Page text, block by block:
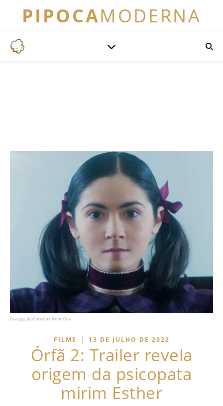
PIPOCAMODERNA
Divulgação/Entertainment One
FILME | 13 DE JULHO DE 2022
Órfã 2: Trailer revela
origem da psicopata
mirim Esther